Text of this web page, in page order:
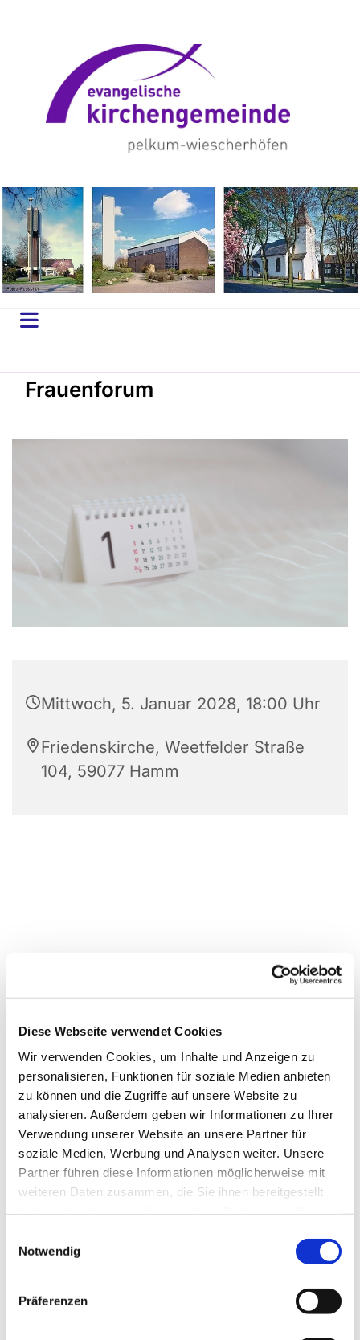
Diese Webseite verwendet Cookies
Wir verwenden Cookies, um Inhalte und Anzeigen zu
personalisieren, Funktionen für soziale Medien anbieten
zu können und die Zugriffe auf unsere Website zu
analysieren. Außerdem geben wir Informationen zu Ihrer
Verwendung unserer Website an unsere Partner für
soziale Medien, Werbung und Analysen weiter. Unsere
Partner führen diese Informationen möglicherweise mit
weiteren Daten zusammen, die Sie ihnen bereitgestellt
Notwendig
Präferenzen
Frauenforum
Mittwoch, 5. Januar 2028, 18:00 Uhr
Friedenskirche, Weetfelder Straße
104, 59077 Hamm
Dies könnte Sie auch
interessieren